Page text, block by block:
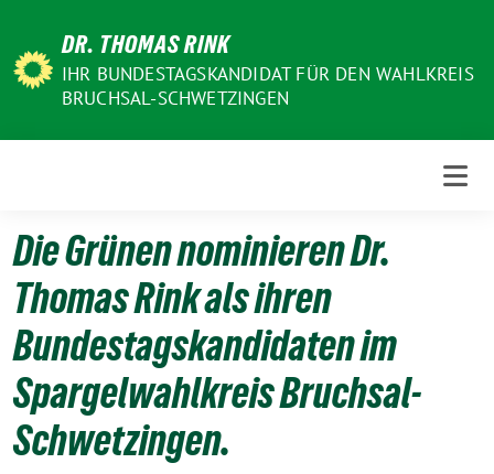
Inhalt
DR. THOMAS RINK
IHR BUNDESTAGSKANDIDAT FÜR DEN WAHLKREIS
BRUCHSAL-SCHWETZINGEN
Die Grünen nominieren Dr.
Thomas Rink als ihren
Bundestagskandidaten im
Spargelwahlkreis Bruchsal-
Schwetzingen.